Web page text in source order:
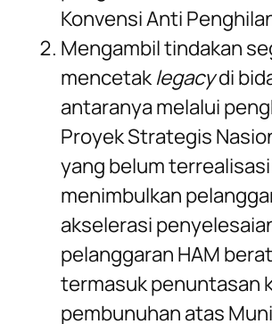
Konvensi Anti
Mengambil tindakan
mencetaklegacydi
antaranya melalui
Proyek Strategis
yang belum
menimbulkan
akselerasi
pelanggaran HAM
termasuk penuntasan
pembunuhan atas